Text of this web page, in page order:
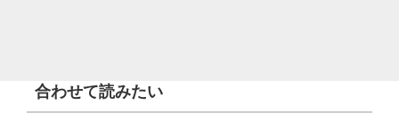
合わせて読みたい